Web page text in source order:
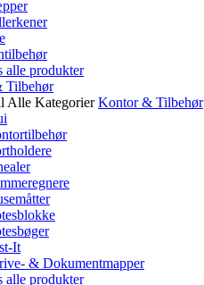
alle produkter
Tilbehør
Alle Kategorier Kontor & Tilbehør
It
& Dokumentmapper
alle produkter